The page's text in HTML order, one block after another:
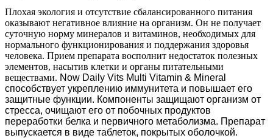
Плохая экология и отсутствие сбалансированного питания
оказывают негативное влияние на организм. Он не получает
суточную норму минералов и витаминов, необходимых для
нормального функционирования и поддержания здоровья
человека. Прием препарата восполнит недостаток полезных
элементов, насытив клетки и органы питательными
веществами. Now Daily Vits Multi Vitamin & Mineral
способствует укреплению иммунитета и повышает его
защитные функции. Компоненты защищают организм от
стресса, очищают его от побочных продуктов
переработки белка и первичного метаболизма. Препарат
выпускается в виде таблеток, покрытых оболочкой.